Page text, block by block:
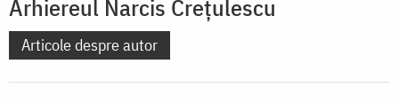
Arhiereul Narcis Creţulescu
Articole despre autor